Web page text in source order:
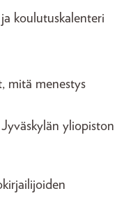
ja koulutuskalenteri
mitä menestys
Jyväskylän yliopiston